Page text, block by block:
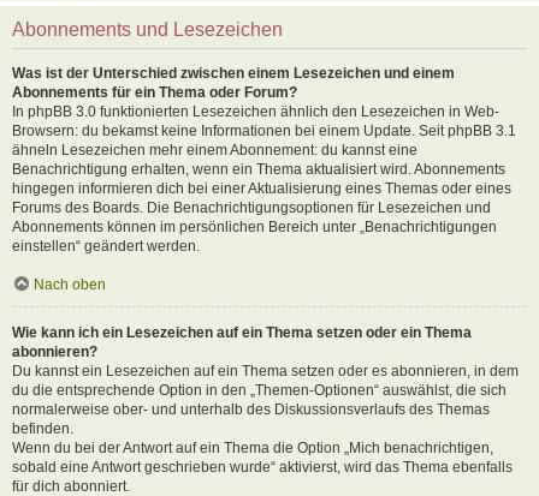
Abonnements und Lesezeichen
Was ist der Unterschied zwischen einem Lesezeichen und einem
Abonnements für ein Thema oder Forum?
In phpBB 3.0 funktionierten Lesezeichen ähnlich den Lesezeichen in Web-
Browsern: du bekamst keine Informationen bei einem Update. Seit phpBB 3.1
ähneln Lesezeichen mehr einem Abonnement: du kannst eine
Benachrichtigung erhalten, wenn ein Thema aktualisiert wird. Abonnements
hingegen informieren dich bei einer Aktualisierung eines Themas oder eines
Forums des Boards. Die Benachrichtigungsoptionen für Lesezeichen und
Abonnements können im persönlichen Bereich unter „Benachrichtigungen
einstellen“ geändert werden.
Nach oben
Wie kann ich ein Lesezeichen auf ein Thema setzen oder ein Thema
abonnieren?
Du kannst ein Lesezeichen auf ein Thema setzen oder es abonnieren, in dem
du die entsprechende Option in den „Themen-Optionen“ auswählst, die sich
normalerweise ober- und unterhalb des Diskussionsverlaufs des Themas
befinden.
Wenn du bei der Antwort auf ein Thema die Option „Mich benachrichtigen,
sobald eine Antwort geschrieben wurde“ aktivierst, wird das Thema ebenfalls
für dich abonniert.